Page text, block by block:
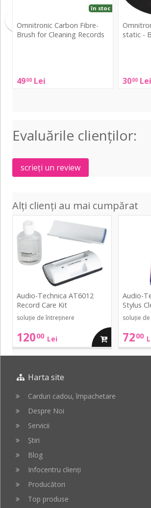
Omnitronic Carbon Fibre-
Brush for Cleaning Records
4900 Lei
în stoc
Fibre-
static -
3000 Lei
anti-
Evaluările clienţilor:
scrieți un review
Alți clienți au mai cumpărat
AT6012
Record
Kit
Audio-Technica AT6012
Record Care Kit
soluție de întreținere
12000 Lei adauga
Audio-
Stylus
soluție
7200
Harta site
Carduri cadou, împachetare
Despre Noi
Servicii
Știri
Blog
Infocentru clienți
Producători
Top produse